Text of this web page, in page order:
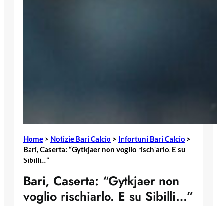
Home > Notizie Bari Calcio > Infortuni Bari Calcio >
Bari, Caserta: “Gytkjaer non voglio rischiarlo. E su
Sibilli…”
Bari, Caserta: “Gytkjaer non
voglio rischiarlo. E su Sibilli…”